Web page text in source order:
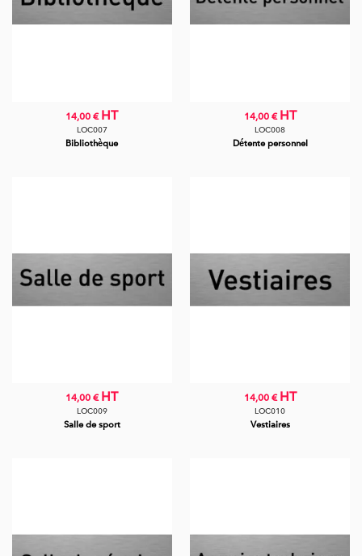
Bibliothèque
LOC007
14,00 € HT
Détente personnel
LOC008
14,00 € HT
Salle de sport
LOC009
14,00 € HT
Vestiaires
LOC010
14,00 € HT